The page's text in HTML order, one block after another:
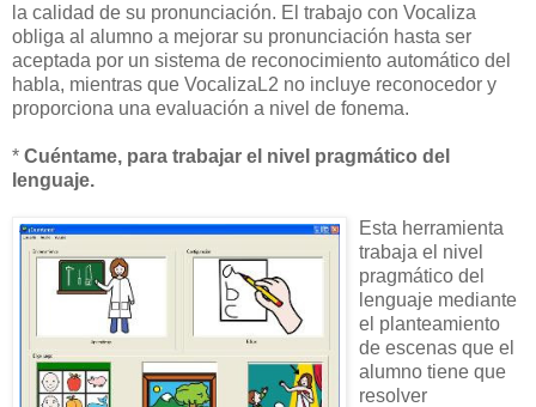
la calidad de su pronunciación. El trabajo con Vocaliza
obliga al alumno a mejorar su pronunciación hasta ser
aceptada por un sistema de reconocimiento automático del
habla, mientras que VocalizaL2 no incluye reconocedor y
proporciona una evaluación a nivel de fonema.
* Cuéntame, para trabajar el nivel pragmático del
lenguaje.
Esta herramienta
trabaja el nivel
pragmático del
lenguaje mediante
el planteamiento
de escenas que el
alumno tiene que
resolver